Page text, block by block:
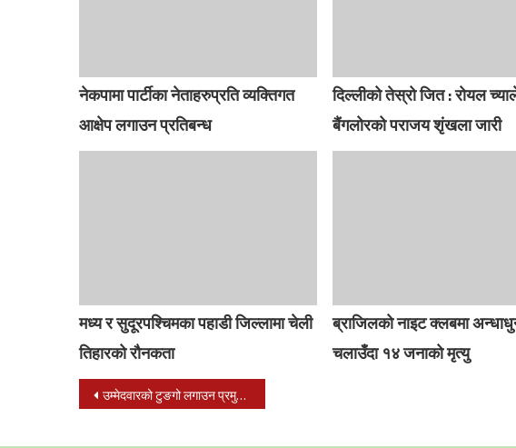
नेकपामा पार्टीका नेताहरुप्रति व्यक्तिगत
आक्षेप लगाउन प्रतिबन्ध
दिल्लीको तेस्रो जित : रोयल
बैंगलोरको पराजय शृंखला जारी
मध्य र सुदूरपश्चिमका पहाडी जिल्लामा चेली
तिहारको रौनकता
ब्राजिलको नाइट क्लबमा
चलाउँदा १४ जनाको मृत्यु
Post
उम्मेदवारको टुङगो लगाउन प्रमुख दलहरु आन्तरिक गृहकार्यमा